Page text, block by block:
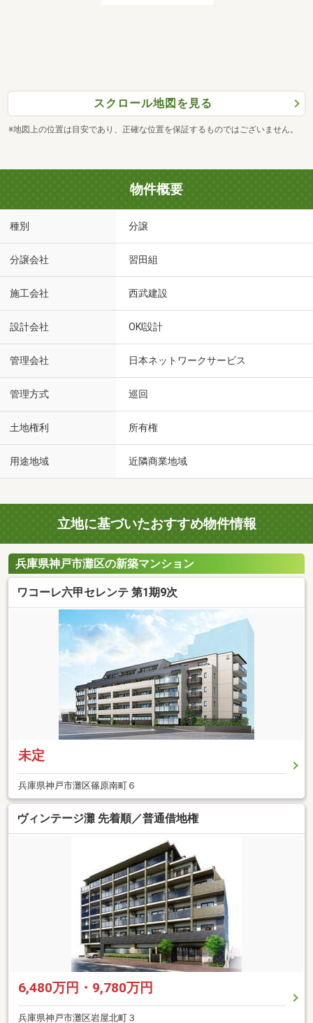
スクロール地図を見る
※地図上の位置は目安であり、正確な位置を保証するものではございません。
物件概要
種別 分譲
分譲会社 習田組
施工会社 西武建設
設計会社 OKI設計
管理会社 日本ネットワークサービス
管理方式 巡回
土地権利 所有権
用途地域 近隣商業地域
立地に基づいたおすすめ物件情報
兵庫県神戸市灘区の新築マンション
ワコーレ六甲セレンテ 第1期9次
未定
兵庫県神戸市灘区篠原南町６
ヴィンテージ灘 先着順／普通借地権
6,480万円・9,780万円
兵庫県神戸市灘区岩屋北町３